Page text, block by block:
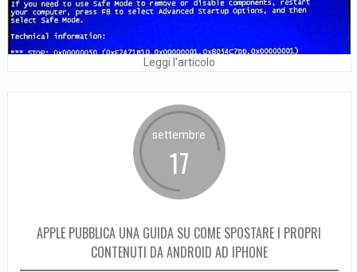
Leggi l'articolo
settembre
17
APPLE PUBBLICA UNA GUIDA SU COME SPOSTARE I PROPRI
CONTENUTI DA ANDROID AD IPHONE